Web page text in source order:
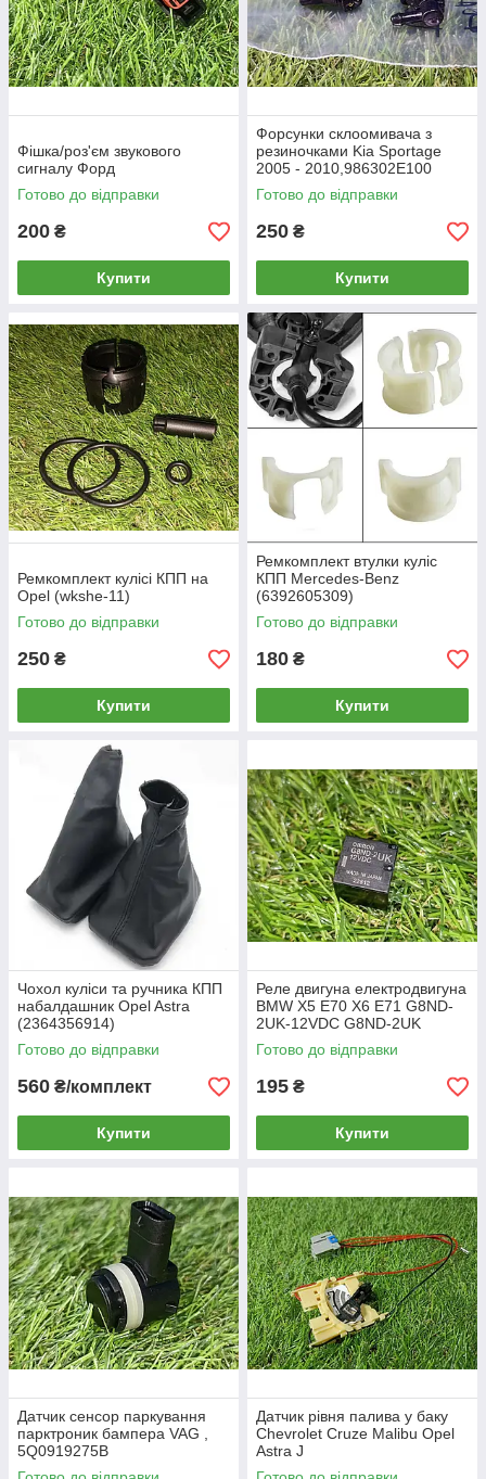
Фішка/роз'єм звукового
сигналу Форд
Готово до відправки
200 ₴
Купити
Форсунки склоомивача з
резиночками Kia Sportage
2005 - 2010,986302E100
Готово до відправки
250 ₴
Купити
Ремкомплект кулісі КПП на
Opel (wkshe-11)
Готово до відправки
250 ₴
Купити
Ремкомплект втулки куліс
КПП Mercedes-Benz
(6392605309)
Готово до відправки
180 ₴
Купити
Чохол куліси та ручника КПП
набалдашник Opel Astra
(2364356914)
Готово до відправки
560 ₴/комплект
Купити
Реле двигуна електродвигуна
BMW Х5 Е70 Х6 Е71 G8ND-
2UK-12VDC G8ND-2UK
Готово до відправки
195 ₴
Купити
Датчик сенсор паркування
парктроник бампера VAG ,
5Q0919275B
Датчик рівня палива у баку
Chevrolet Cruze Malibu Opel
Astra J